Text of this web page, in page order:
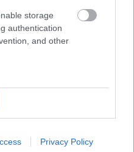
storage
authentication
and other
Privacy Policy
költöző
védelme
vártunk: szombattól
csökken a riasztás